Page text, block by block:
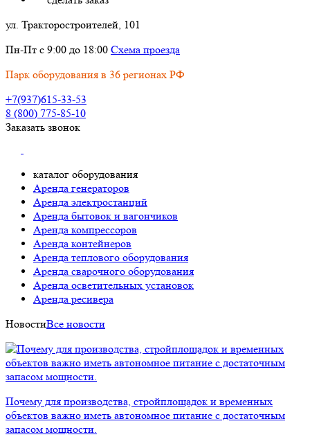
ул. Тракторостроителей, 101
Пн-Пт с 9:00 до 18:00 Схема проезда
Парк оборудования в 36 регионах РФ
+7(937)615-33-53
8 (800) 775-85-10
Заказать звонок
каталог оборудования
Аренда генераторов
Аренда электростанций
Аренда бытовок и вагончиков
Аренда компрессоров
Аренда контейнеров
Аренда теплового оборудования
Аренда сварочного оборудования
Аренда осветительных установок
Аренда ресивера
НовостиВсе новости
Почему для производства, стройплощадок и временных
объектов важно иметь автономное питание с достаточным
запасом мощности.